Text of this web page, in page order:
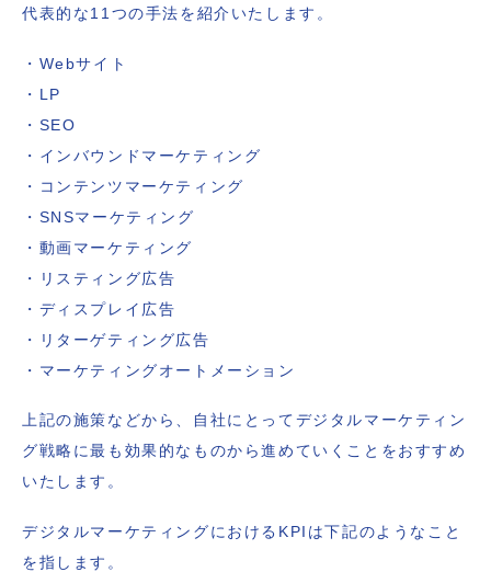
代表的な11つの手法を紹介いたします。
・Webサイト
・LP
・SEO
・インバウンドマーケティング
・コンテンツマーケティング
・SNSマーケティング
・動画マーケティング
・リスティング広告
・ディスプレイ広告
・リターゲティング広告
・マーケティングオートメーション
上記の施策などから、自社にとってデジタルマーケティン
グ戦略に最も効果的なものから進めていくことをおすすめ
いたします。
デジタルマーケティングにおけるKPIは下記のようなこと
を指します。